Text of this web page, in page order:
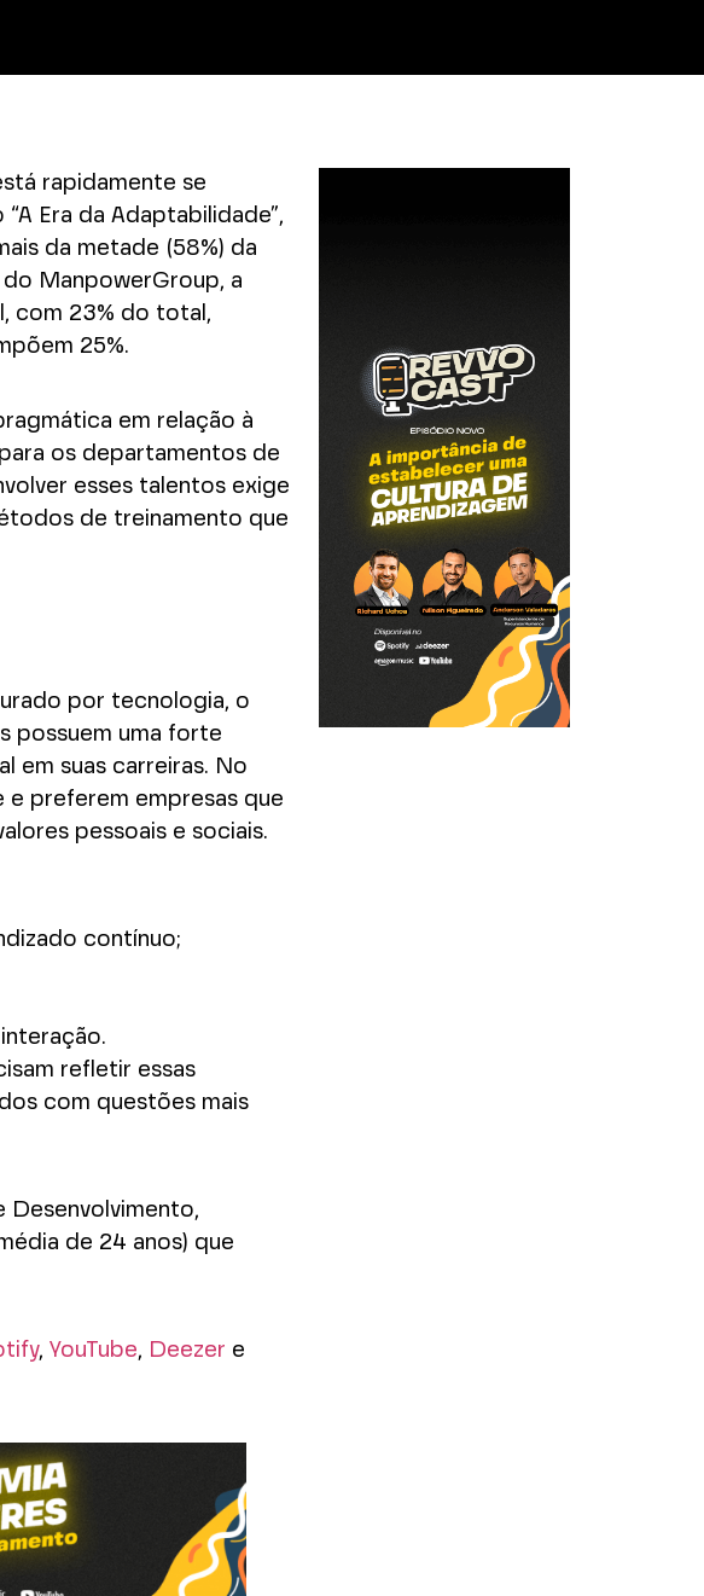
rapidamente se
Era da Adaptabilidade”,
da metade (58%) da
ManpowerGroup, a
com 23% do total,
25%.
em relação à
os departamentos de
esses talentos exige
de treinamento que
por tecnologia, o
possuem uma forte
em suas carreiras. No
e preferem empresas que
pessoais e sociais.
contínuo;
refletir essas
com questões mais
Desenvolvimento,
de 24 anos) que
, YouTube, Deezer e